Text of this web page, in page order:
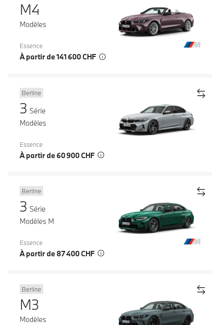
M4
Modèles
Essence
À partir de 141 600 CHF
Berline
3 Série
Modèles
Essence
À partir de 60 900 CHF
Berline
3 Série
Modèles M
Essence
À partir de 87 400 CHF
Berline
M3
Modèles